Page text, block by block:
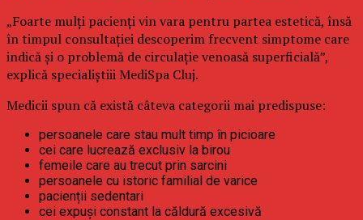
„Foarte mulți pacienți vin vara pentru partea estetică, însă
în timpul consultației descoperim frecvent simptome care
indică și o problemă de circulație venoasă superficială”,
explică specialiștiii MediSpa Cluj.
Medicii spun că există câteva categorii mai predispuse:
persoanele care stau mult timp în picioare
cei care lucrează exclusiv la birou
femeile care au trecut prin sarcini
persoanele cu istoric familial de varice
pacienții sedentari
cei expuși constant la căldură excesivă